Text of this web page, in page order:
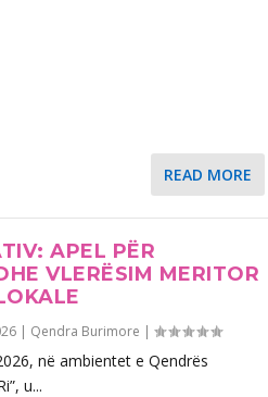
READ MORE
APEL PËR
VLERËSIM MERITOR
| Qendra Burimore |
në ambientet e Qendrës
u...